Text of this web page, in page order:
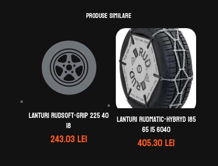
Produse similare
Lanturi RUDsoft-GRIP 225 40
18
243.03lei
Lanturi RUDmatic-HYBRYD 185
65 15 6040
405.30lei